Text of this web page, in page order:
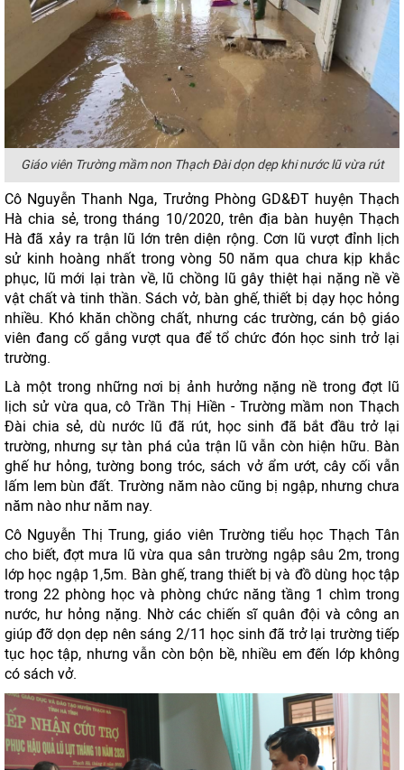
Giáo viên Trường mầm non Thạch Đài dọn dẹp khi nước lũ vừa rút
Cô Nguyễn Thanh Nga, Trưởng Phòng GD&ĐT huyện Thạch
Hà chia sẻ, trong tháng 10/2020, trên địa bàn huyện Thạch
Hà đã xảy ra trận lũ lớn trên diện rộng. Cơn lũ vượt đỉnh lịch
sử kinh hoàng nhất trong vòng 50 năm qua chưa kịp khắc
phục, lũ mới lại tràn về, lũ chồng lũ gây thiệt hại nặng nề về
vật chất và tinh thần. Sách vở, bàn ghế, thiết bị dạy học hỏng
nhiều. Khó khăn chồng chất, nhưng các trường, cán bộ giáo
viên đang cố gắng vượt qua để tổ chức đón học sinh trở lại
trường.
Là một trong những nơi bị ảnh hưởng nặng nề trong đợt lũ
lịch sử vừa qua, cô Trần Thị Hiền - Trường mầm non Thạch
Đài chia sẻ, dù nước lũ đã rút, học sinh đã bắt đầu trở lại
trường, nhưng sự tàn phá của trận lũ vẫn còn hiện hữu. Bàn
ghế hư hỏng, tường bong tróc, sách vở ẩm ướt, cây cối vẫn
lấm lem bùn đất. Trường năm nào cũng bị ngập, nhưng chưa
năm nào như năm nay.
Cô Nguyễn Thị Trung, giáo viên Trường tiểu học Thạch Tân
cho biết, đợt mưa lũ vừa qua sân trường ngập sâu 2m, trong
lớp học ngập 1,5m. Bàn ghế, trang thiết bị và đồ dùng học tập
trong 22 phòng học và phòng chức năng tầng 1 chìm trong
nước, hư hỏng nặng. Nhờ các chiến sĩ quân đội và công an
giúp đỡ dọn dẹp nên sáng 2/11 học sinh đã trở lại trường tiếp
tục học tập, nhưng vẫn còn bộn bề, nhiều em đến lớp không
có sách vở.